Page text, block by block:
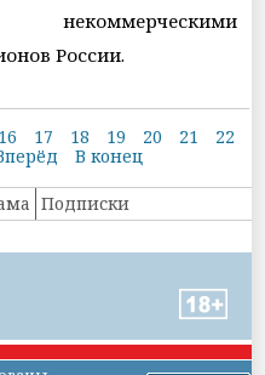
России.
16 17 18 19 20 21
22
В конец
Подписки